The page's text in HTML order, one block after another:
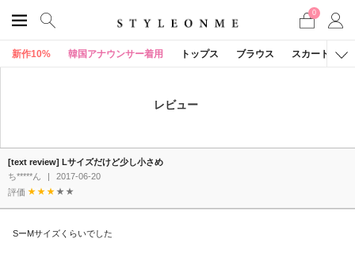
0
新作10% 韓国アナウンサー着用 トップス ブラウス スカート
レビュー
[text review] Lサイズだけど少し小さめ
ち*****ん
|
2017-06-20
評価
SーMサイズくらいでした